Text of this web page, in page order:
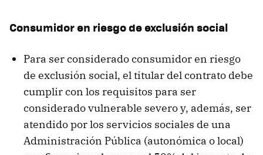
Consumidor en riesgo de exclusión social
Para ser considerado consumidor en riesgo
de exclusión social, el titular del contrato debe
cumplir con los requisitos para ser
considerado vulnerable severo y, además, ser
atendido por los servicios sociales de una
Administración Pública (autonómica o local)